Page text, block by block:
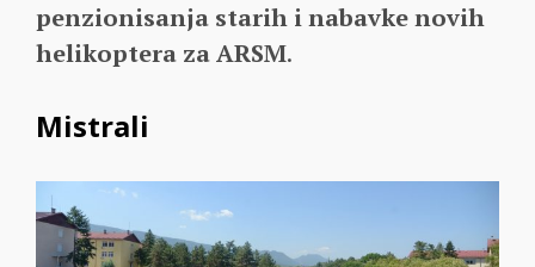
penzionisanja starih i nabavke novih
helikoptera za ARSM.
Mistrali